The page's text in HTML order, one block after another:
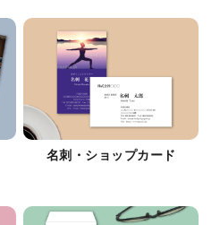
名刺・ショップカード